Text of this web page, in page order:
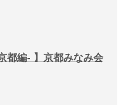
都編- 】京都みなみ会